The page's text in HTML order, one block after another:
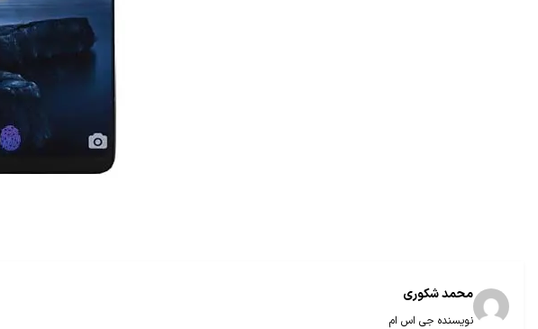
محمد شکوری
نویسنده جی اس ام